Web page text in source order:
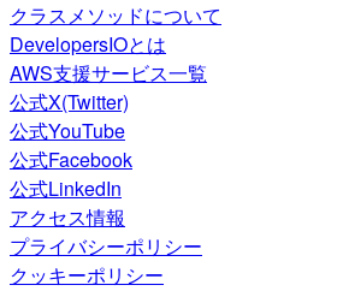
クラスメソッドについて
DevelopersIOとは
AWS支援サービス一覧
公式X(Twitter)
公式YouTube
公式Facebook
公式LinkedIn
アクセス情報
プライバシーポリシー
クッキーポリシー